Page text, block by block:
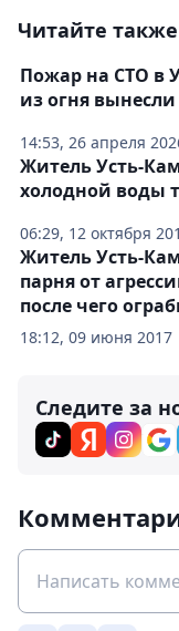
Читайте также
14:53, 26 апреля
Пожар на СТО в
из огня
06:29, 12 октября
Житель Усть-
холодной воды
18:12, 09 июня 2017
Житель Усть-
парня от
после чего
Следите за